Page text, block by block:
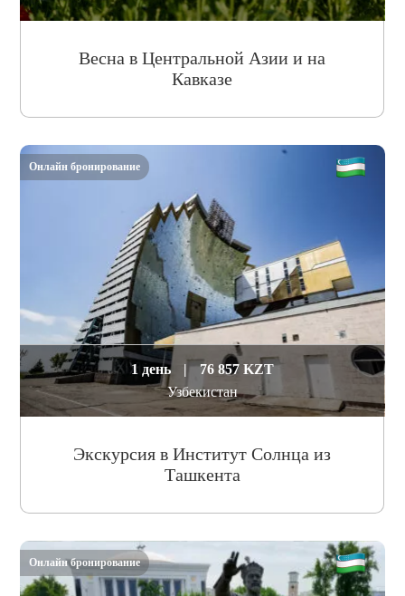
Весна в Центральной Азии и на
Кавказе
1 день |
76 857 KZT
Узбекистан
Экскурсия в Институт Солнца из
Ташкента
Онлайн бронирование
Онлайн бронирование